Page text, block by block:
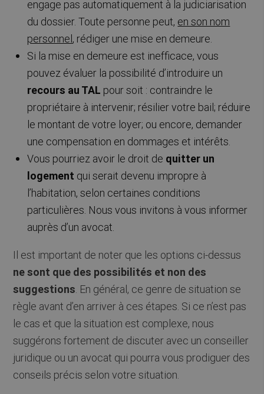
engage pas automatiquement à la judiciarisation
du dossier. Toute personne peut, en son nom
personnel, rédiger une mise en demeure.
Si la mise en demeure est inefficace, vous
pouvez évaluer la possibilité d’introduire un
recours au TAL pour soit : contraindre le
propriétaire à intervenir; résilier votre bail; réduire
le montant de votre loyer; ou encore, demander
une compensation en dommages et intérêts.
Vous pourriez avoir le droit de quitter un
logement qui serait devenu impropre à
l’habitation, selon certaines conditions
particulières. Nous vous invitons à vous informer
auprès d’un avocat.
Il est important de noter que les options ci-dessus
ne sont que des possibilités et non des
suggestions . En général, ce genre de situation se
règle avant d’en arriver à ces étapes. Si ce n’est pas
le cas et que la situation est complexe, nous
suggérons fortement de discuter avec un conseiller
juridique ou un avocat qui pourra vous prodiguer des
conseils précis selon votre situation.